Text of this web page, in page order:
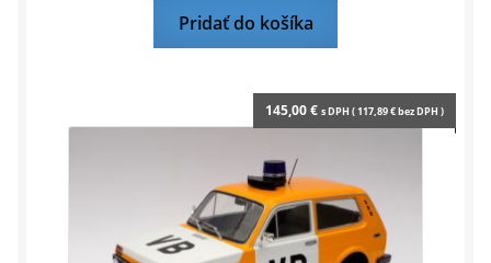
Pridať do košíka
145,00€ s DPH (117,89€bez DPH )